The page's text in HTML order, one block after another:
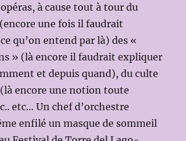
à cause tout à tour du
(encore une fois il faudrait
qu’on entend par là) des «
» (là encore il faudrait expliquer
et depuis quand), du culte
encore une notion toute
etc… Un chef d’orchestre
enfilé un masque de sommeil